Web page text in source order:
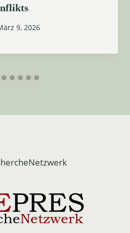
9, 2026